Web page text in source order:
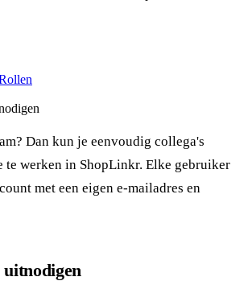
Dan kun je eenvoudig collega's
te werken in ShopLinkr. Elke gebruiker
met een eigen e-mailadres en